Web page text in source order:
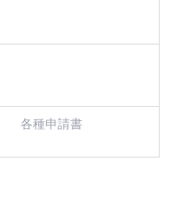
各種申請書